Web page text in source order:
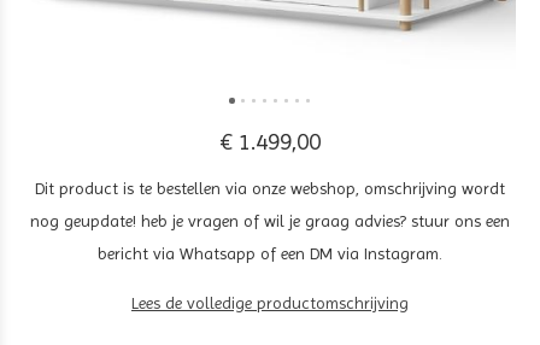
€ 1.499,00
Dit product is te bestellen via onze webshop, omschrijving wordt
nog geupdate! heb je vragen of wil je graag advies? stuur ons een
bericht via Whatsapp of een DM via Instagram.
Lees de volledige productomschrijving